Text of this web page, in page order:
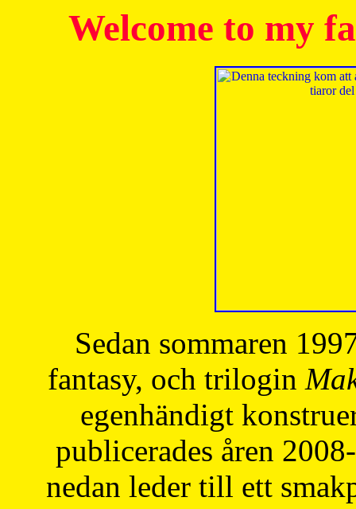
Welcome to my
Sedan sommaren
fantasy, och trilogin
egenhändigt
publicerades åren
nedan leder till ett